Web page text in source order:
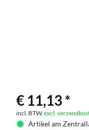
€ 11,13 *
incl. BTW.excl.
Artikel am